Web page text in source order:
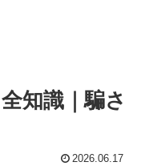
知識｜騙さ
2026.06.17